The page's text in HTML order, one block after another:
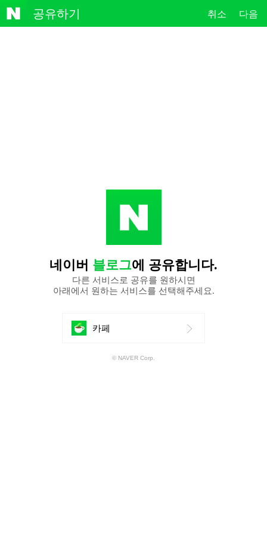
NAVE
공유하기 취소 다음
네이버 블로그에 공유합니다.
다른 서비스로 공유를 원하시면
아래에서 원하는 서비스를 선택해주세요.
카페
공
© NAVER Corp.